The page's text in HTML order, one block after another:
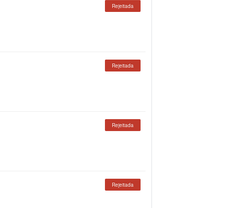
Rejeitada
Rejeitada
Rejeitada
Rejeitada